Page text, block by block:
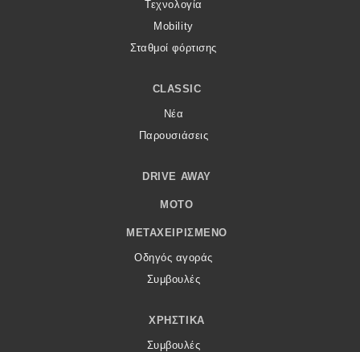
Τεχνολογία
Mobility
Σταθμοί φόρτισης
CLASSIC
Νέα
Παρουσιάσεις
DRIVE AWAY
MOTO
ΜΕΤΑΧΕΙΡΙΣΜΈΝΟ
Οδηγός αγοράς
Συμβουλές
ΧΡΗΣΤΙΚΆ
Συμβουλές